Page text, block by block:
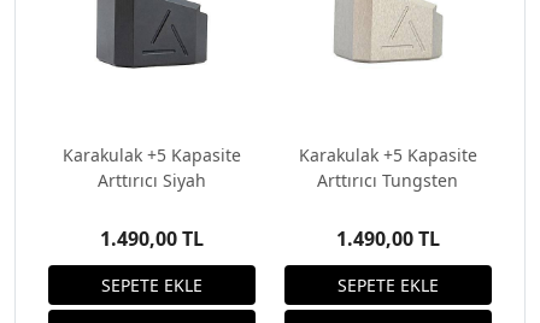
Karakulak +5 Kapasite
Arttırıcı Siyah
1.490,00 TL
Karakulak +5 Kapasite
Arttırıcı Tungsten
1.490,00 TL